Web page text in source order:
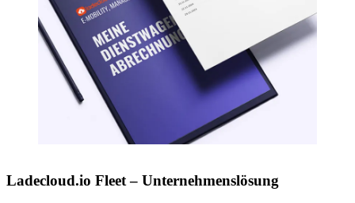
Ladecloud.io Fleet – Unternehmenslösung